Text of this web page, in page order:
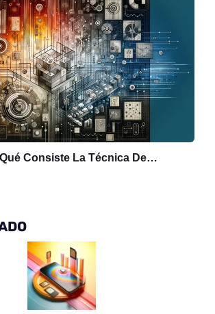
Consiste La Técnica De…